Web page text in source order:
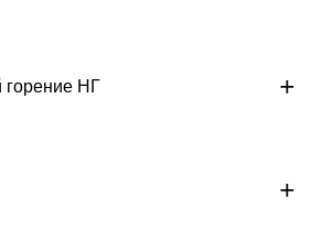
НГ